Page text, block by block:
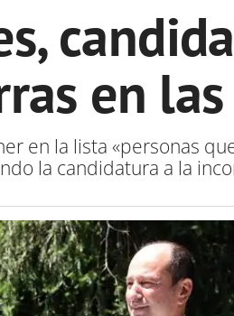
en
en la lista «personas
la candidatura a la